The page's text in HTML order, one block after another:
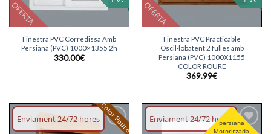
OFERTA
Finestra PVC Corredissa Amb
Persiana (PVC) 1000×1355 2h
330.00€
OFERTA
Finestra PVC Practicable
Oscil·lobatent 2 fulles amb
Persiana (PVC) 1000X1155
COLOR ROURE
369.99€
Enviament 24/72 horesColor Roure Enviament 24/72 horespersiana
Motoritzada